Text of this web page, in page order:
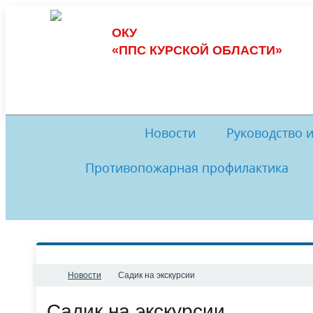
ОКУ
«ППС КУРСКОЙ ОБЛАСТИ»
Новости Руководство
Руководство
Обеспечение пожарной безопасности
Противопожарная профилактика
Новости ​Садик на экскурсии